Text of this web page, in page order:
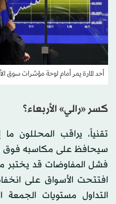
أحد المارة يمر أمام لوحة مؤشرات سوق
كسر «رالي» الأربعاء؟
تقنياً، يراقب المحللون
سيحافظ على مكاسبه فوق
فشل المفاوضات قد يختبر
افتتحت الأسواق على
التداول مستويات الجمعة